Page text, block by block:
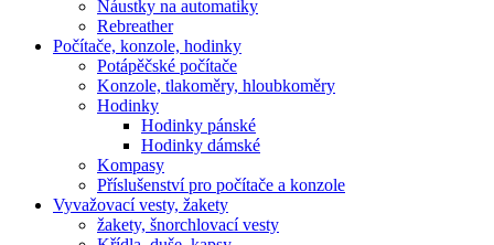
Náustky na automatiky
Rebreather
Počítače, konzole, hodinky
Potápěčské počítače
Konzole, tlakoměry, hloubkoměry
Hodinky
Hodinky pánské
Hodinky dámské
Kompasy
Příslušenství pro počítače a konzole
Vyvažovací vesty, žakety
žakety, šnorchlovací vesty